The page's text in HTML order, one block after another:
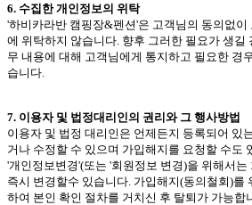
6. 수집한 개인정보의 위탁
'하비카라반 캠핑장&펜션'은 고객님의 동의없이
에 위탁하지 않습니다. 향후 그러한 필요가 생길
무 내용에 대해 고객님에게 통지하고 필요한 경
습니다.
7. 이용자 및 법정대리인의 권리와 그 행사방법
이용자 및 법정 대리인은 언제든지 등록되어 있
거나 수정할 수 있으며 가입해지를 요청할 수도
'개인정보변경'(또는 '회원정보 변경)을 위해서는
즉시 변경할수 있습니다. 가입해지(동의철회)를
하여 본인 확인 절차를 거치신 후 탈퇴가 가능합